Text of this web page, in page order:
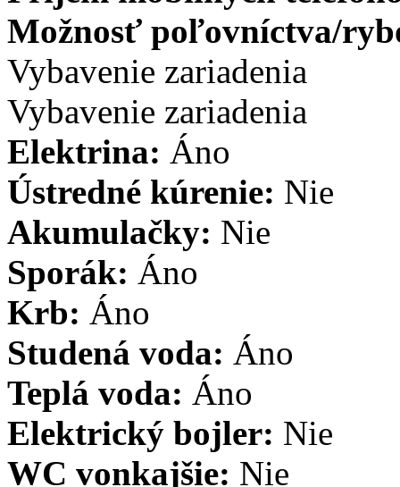
Možnosť poľovníctva/
Vybavenie zariadenia
Vybavenie zariadenia
Elektrina: Áno
Ústredné kúrenie: Nie
Akumulačky: Nie
Sporák: Áno
Krb: Áno
Studená voda: Áno
Teplá voda: Áno
Elektrický bojler: Nie
WC vonkajšie: Nie